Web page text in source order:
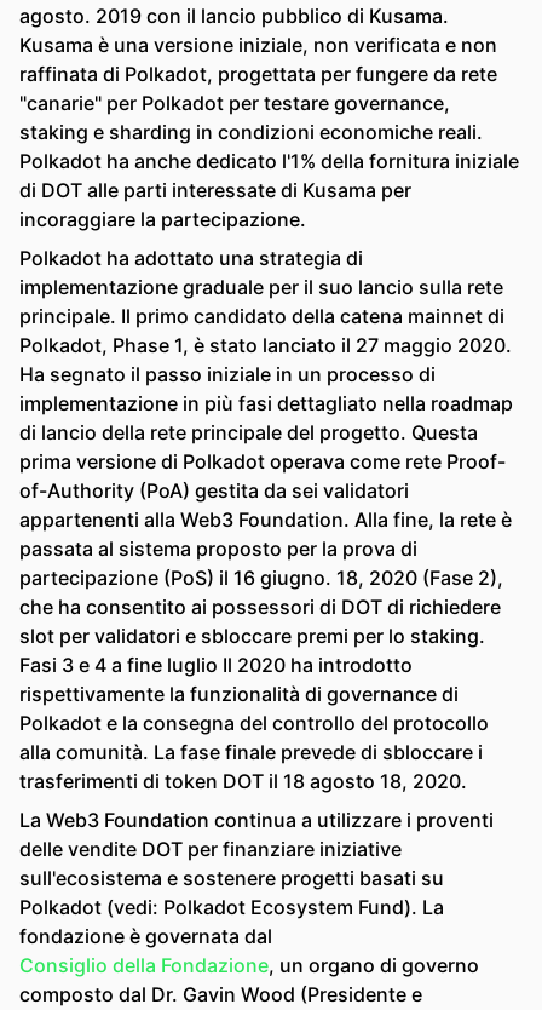
agosto. 2019 con il lancio pubblico di Kusama.
Kusama è una versione iniziale, non verificata e non
raffinata di Polkadot, progettata per fungere da rete
"canarie" per Polkadot per testare governance,
staking e sharding in condizioni economiche reali.
Polkadot ha anche dedicato l'1% della fornitura iniziale
di DOT alle parti interessate di Kusama per
incoraggiare la partecipazione.
Polkadot ha adottato una strategia di
implementazione graduale per il suo lancio sulla rete
principale. Il primo candidato della catena mainnet di
Polkadot, Phase 1, è stato lanciato il 27 maggio 2020.
Ha segnato il passo iniziale in un processo di
implementazione in più fasi dettagliato nella roadmap
di lancio della rete principale del progetto. Questa
prima versione di Polkadot operava come rete Proof-
of-Authority (PoA) gestita da sei validatori
appartenenti alla Web3 Foundation. Alla fine, la rete è
passata al sistema proposto per la prova di
partecipazione (PoS) il 16 giugno. 18, 2020 (Fase 2),
che ha consentito ai possessori di DOT di richiedere
slot per validatori e sbloccare premi per lo staking.
Fasi 3 e 4 a fine luglio Il 2020 ha introdotto
rispettivamente la funzionalità di governance di
Polkadot e la consegna del controllo del protocollo
alla comunità. La fase finale prevede di sbloccare i
trasferimenti di token DOT il 18 agosto 18, 2020.
La Web3 Foundation continua a utilizzare i proventi
delle vendite DOT per finanziare iniziative
sull'ecosistema e sostenere progetti basati su
Polkadot (vedi: Polkadot Ecosystem Fund). La
fondazione è governata dal
Consiglio della Fondazione, un organo di governo
composto dal Dr. Gavin Wood (Presidente e